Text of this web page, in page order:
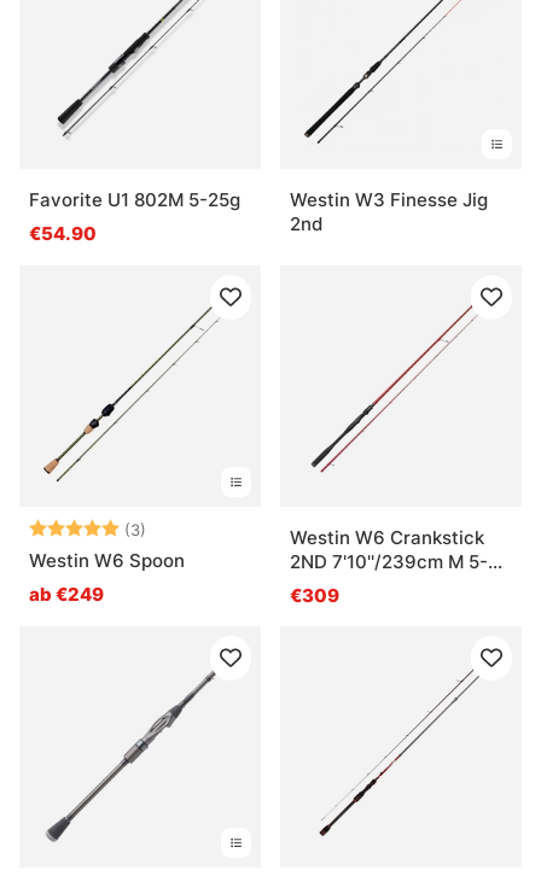
Favorite U1 802M 5-25g
€54.90
Westin W3 Finesse Jig
2nd
Bewertung:(3)
5.0 von 5 Sternen
Westin W6 Spoon
ab €249
Westin W6 Crankstick
2ND 7'10''/239cm M 5-
40G 2Sec
€309